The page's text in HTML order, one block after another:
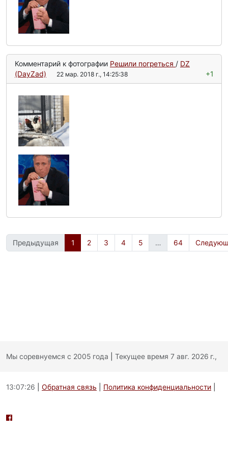
Комментарий к фотографии Решили погреться / DZ
(DayZad)
22 мар. 2018 г., 14:25:38 +1
Предыдущая 1 2 3 4 5 … 64
Мы соревнуемся с 2005 года Текущее время 7 авг. 2026 г.,
13:07:26 Обратная связь Политика конфиденциальности